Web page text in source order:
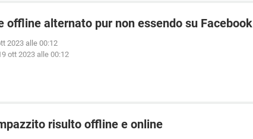
offline alternato pur non essendo su Facebook
2023 alle 00:12
ott 2023 alle 00:12
risulto offline e online